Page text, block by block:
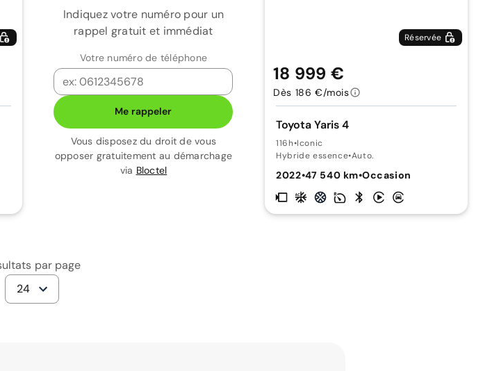
Indiquez votre numéro pour un
rappel gratuit et immédiat
Votre numéro de téléphone
Me rappeler
Vous disposez du droit de vous
opposer gratuitement au démarchage
via Bloctel
Réservée
Toyota Yaris 4
116h•Iconic
Hybride essence•Auto.
2022•47 540 km•Occasion
18 999 €
Dès 186 €/mois
par page
24